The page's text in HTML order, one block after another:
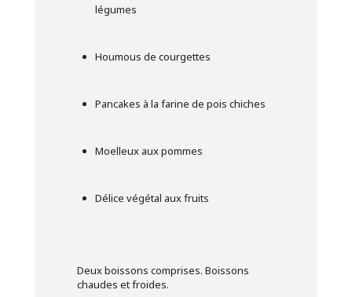
légumes
Houmous de courgettes
Pancakes à la farine de pois chiches
Moelleux aux pommes
Délice végétal aux fruits
Deux boissons comprises. Boissons
chaudes et froides.